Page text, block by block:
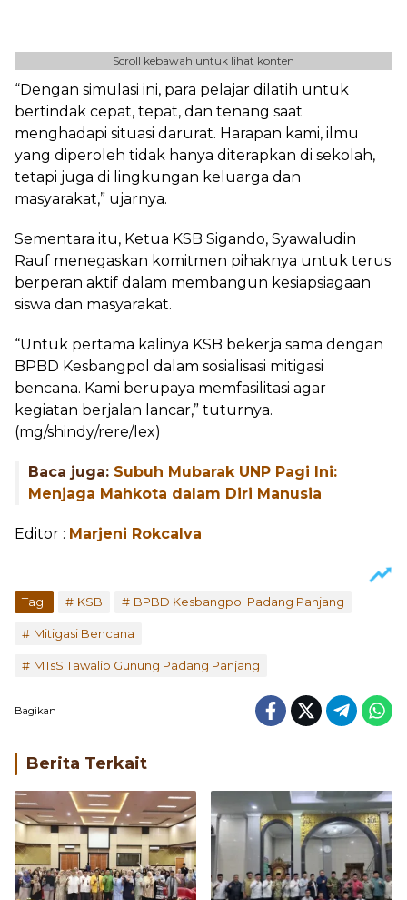
Scroll kebawah untuk lihat konten
“Dengan simulasi ini, para pelajar dilatih untuk
bertindak cepat, tepat, dan tenang saat
menghadapi situasi darurat. Harapan kami, ilmu
yang diperoleh tidak hanya diterapkan di sekolah,
tetapi juga di lingkungan keluarga dan
masyarakat,” ujarnya.
Sementara itu, Ketua KSB Sigando, Syawaludin
Rauf menegaskan komitmen pihaknya untuk terus
berperan aktif dalam membangun kesiapsiagaan
siswa dan masyarakat.
“Untuk pertama kalinya KSB bekerja sama dengan
BPBD Kesbangpol dalam sosialisasi mitigasi
bencana. Kami berupaya memfasilitasi agar
kegiatan berjalan lancar,” tuturnya.
(mg/shindy/rere/lex)
Baca juga: Subuh Mubarak UNP Pagi Ini:
Menjaga Mahkota dalam Diri Manusia
Editor : Marjeni Rokcalva
Tag: KSB BPBD Kesbangpol Padang Panjang
Mitigasi Bencana
MTsS Tawalib Gunung Padang Panjang
Bagikan
Berita Terkait